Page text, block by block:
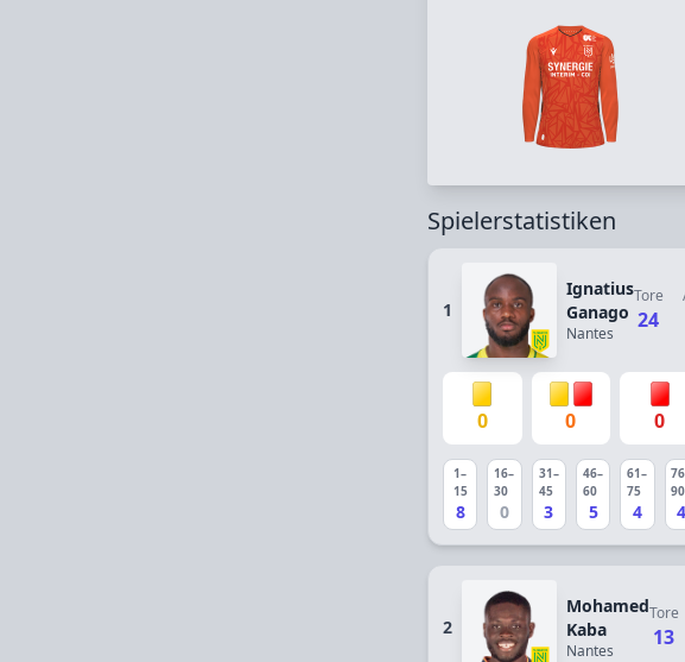
Spielerstatistiken
1
Ignatius
Ganago
Nantes
Tore
24
0 0 0
1–
15
8
16–
30
0
31–
45
3
46–
60
5
61–
75
4 4
2
Mohamed
Kaba
Nantes
Tore
13